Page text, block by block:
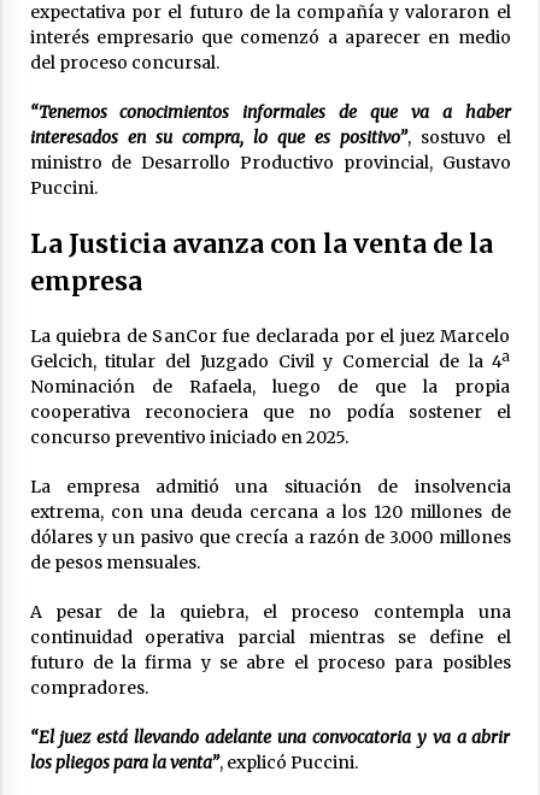
Michlig y González entregaron aportes
gubernamentales en Ceres y recorrieron
obras junto a la intendente Dupouy
La Municipalidad de San Guillermo realizó una
nueva entrega del Fondo de Asistencia
Educativa por $26 millones
expectativa por el futuro de la compañía y valoraron el
interés empresario que comenzó a aparecer en medio
del proceso concursal.
“Tenemos conocimientos informales de que va a haber
interesados en su compra, lo que es positivo”, sostuvo el
ministro de Desarrollo Productivo provincial, Gustavo
Puccini.
La Justicia avanza con la venta de la
empresa
La quiebra de SanCor fue declarada por el juez Marcelo
Gelcich, titular del Juzgado Civil y Comercial de la 4ª
Nominación de Rafaela, luego de que la propia
cooperativa reconociera que no podía sostener el
concurso preventivo iniciado en 2025.
La empresa admitió una situación de insolvencia
extrema, con una deuda cercana a los 120 millones de
dólares y un pasivo que crecía a razón de 3.000 millones
de pesos mensuales.
A pesar de la quiebra, el proceso contempla una
continuidad operativa parcial mientras se define el
futuro de la firma y se abre el proceso para posibles
compradores.
“El juez está llevando adelante una convocatoria y va a abrir
los pliegos para la venta”, explicó Puccini.